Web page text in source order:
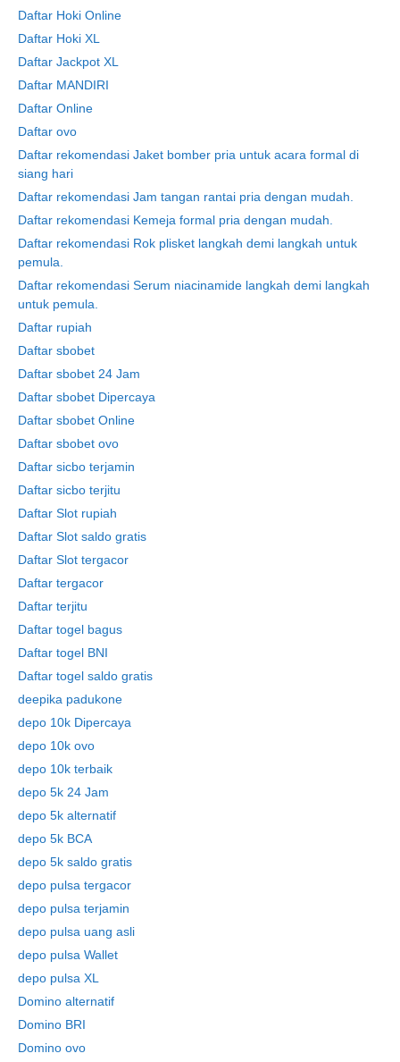
Daftar Hoki Online
Daftar Hoki XL
Daftar Jackpot XL
Daftar MANDIRI
Daftar Online
Daftar ovo
Daftar rekomendasi Jaket bomber pria untuk acara formal di
siang hari
Daftar rekomendasi Jam tangan rantai pria dengan mudah.
Daftar rekomendasi Kemeja formal pria dengan mudah.
Daftar rekomendasi Rok plisket langkah demi langkah untuk
pemula.
Daftar rekomendasi Serum niacinamide langkah demi langkah
untuk pemula.
Daftar rupiah
Daftar sbobet
Daftar sbobet 24 Jam
Daftar sbobet Dipercaya
Daftar sbobet Online
Daftar sbobet ovo
Daftar sicbo terjamin
Daftar sicbo terjitu
Daftar Slot rupiah
Daftar Slot saldo gratis
Daftar Slot tergacor
Daftar tergacor
Daftar terjitu
Daftar togel bagus
Daftar togel BNI
Daftar togel saldo gratis
deepika padukone
depo 10k Dipercaya
depo 10k ovo
depo 10k terbaik
depo 5k 24 Jam
depo 5k alternatif
depo 5k BCA
depo 5k saldo gratis
depo pulsa tergacor
depo pulsa terjamin
depo pulsa uang asli
depo pulsa Wallet
depo pulsa XL
Domino alternatif
Domino BRI
Domino ovo